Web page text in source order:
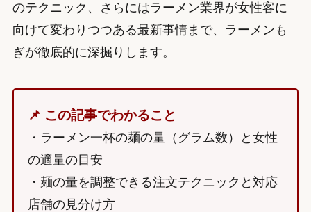
のテクニック、さらにはラーメン業界が女性客に
向けて変わりつつある最新事情まで、ラーメンも
ぎが徹底的に深掘りします。
📌 この記事でわかること
・ラーメン一杯の麺の量（グラム数）と女性
の適量の目安
・麺の量を調整できる注文テクニックと対応
店舗の見分け方